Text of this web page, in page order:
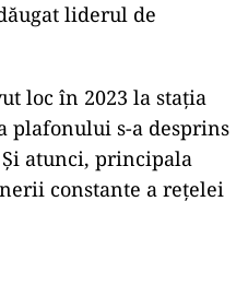
liderul de
loc în 2023 la stația
plafonului s-a desprins
atunci, principala
constante a rețelei